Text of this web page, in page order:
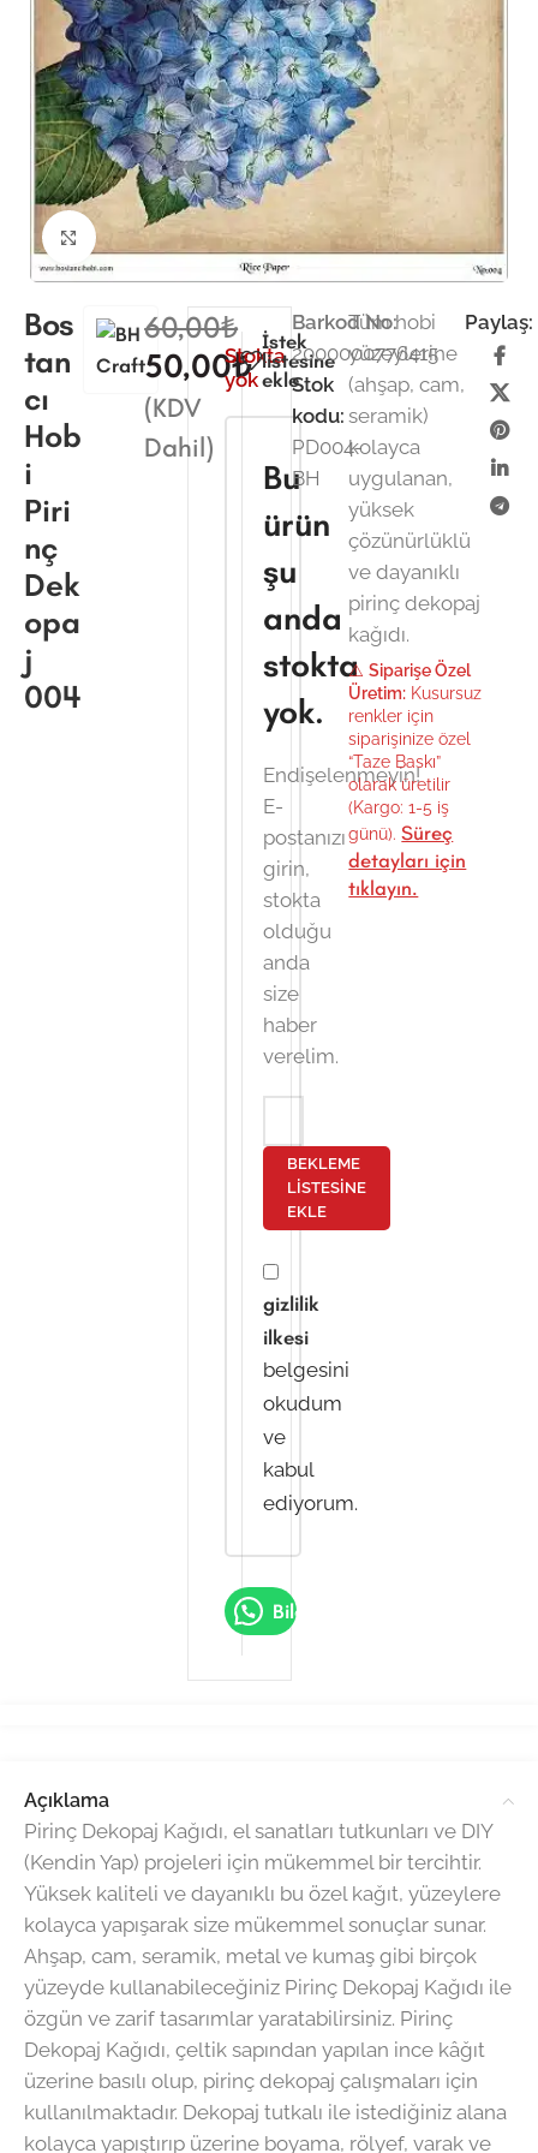
Büyütmek için tıklayın
Bos
tan
cı
Hob
i
Piri
nç
Dek
opa
j
004
60,00₺
50,00₺
(KDV
Dahil)
Stokta
yok
Bu
ürün
şu
anda
stokta
yok.
Endişelenmeyin!
E-
postanızı
girin,
stokta
olduğu
anda
size
haber
verelim.
BEKLEME
LISTESINE
EKLE
gizlilik
ilkesi
belgesini
okudum
ve
kabul
ediyorum.
Bilgi Al
İstek
listesine
ekle
Barkod No:
2000000776415
Stok
kodu:
PD004-
BH
Tüm hobi
yüzeylerine
(ahşap, cam,
seramik)
kolayca
uygulanan,
yüksek
çözünürlüklü
ve dayanıklı
pirinç dekopaj
kağıdı.
⚠️Siparişe Özel
Üretim: Kusursuz
renkler için
siparişinize özel
“Taze Baskı”
olarak üretilir
(Kargo: 1-5 iş
günü).Süreç
detayları için
tıklayın.
Paylaş:
Açıklama
Pirinç Dekopaj Kağıdı, el sanatları tutkunları ve DIY
(Kendin Yap) projeleri için mükemmel bir tercihtir.
Yüksek kaliteli ve dayanıklı bu özel kağıt, yüzeylere
kolayca yapışarak size mükemmel sonuçlar sunar.
Ahşap, cam, seramik, metal ve kumaş gibi birçok
yüzeyde kullanabileceğiniz Pirinç Dekopaj Kağıdı ile
özgün ve zarif tasarımlar yaratabilirsiniz. Pirinç
Dekopaj Kağıdı, çeltik sapından yapılan ince kâğıt
üzerine basılı olup, pirinç dekopaj çalışmaları için
kullanılmaktadır. Dekopaj tutkalı ile istediğiniz alana
kolayca yapıştırıp üzerine boyama, rölyef, varak ve